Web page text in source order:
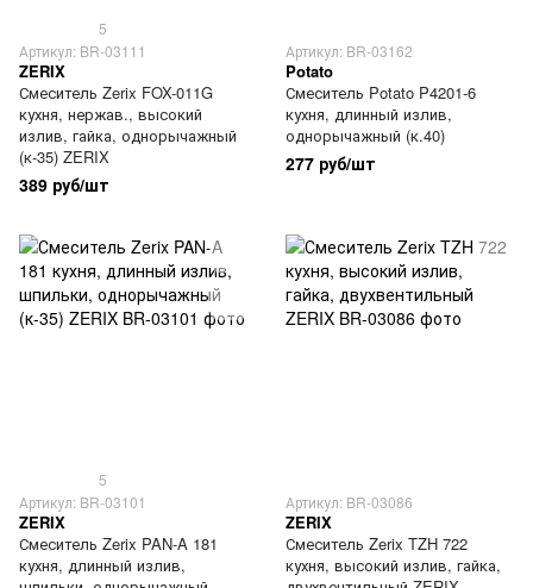
5
Артикул: BR-03111
ZERIX
Смеситель Zerix FOX-011G
кухня, нержав., высокий
излив, гайка, однорычажный
(к-35) ZERIX
389 руб/шт
Артикул: BR-03162
Potato
Смеситель Potato P4201-6
кухня, длинный излив,
однорычажный (к.40)
277 руб/шт
5
Артикул: BR-03101
ZERIX
Смеситель Zerix PAN-A 181
кухня, длинный излив,
Артикул: BR-03086
ZERIX
Смеситель Zerix TZH 722
кухня, высокий излив, гайка,